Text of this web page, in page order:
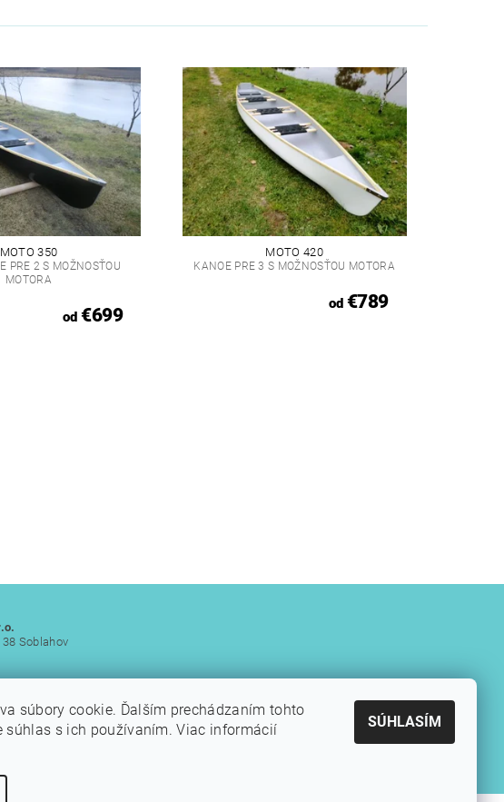
MOTO 350
PRE 2 S MOŽNOSŤOU
MOTORA
od€699
MOTO 420
KANOE PRE 3 S MOŽNOSŤOU MOTORA
od€789
Soblahov
súbory cookie. Ďalším prechádzaním tohto
súhlas s ich používaním. Viac informácií
SÚHLASÍM